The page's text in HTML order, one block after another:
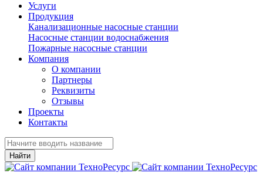
Услуги
Продукция
Канализационные насосные станции
Насосные станции водоснабжения
Пожарные насосные станции
Компания
О компании
Партнеры
Реквизиты
Отзывы
Проекты
Контакты
Найти